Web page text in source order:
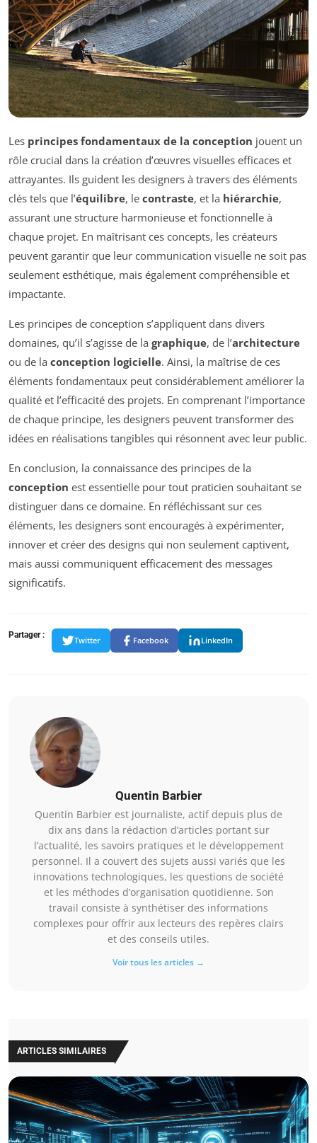
Les principes fondamentaux de la conception jouent un
rôle crucial dans la création d’œuvres visuelles efficaces et
attrayantes. Ils guident les designers à travers des éléments
clés tels que l’équilibre, le contraste, et la hiérarchie,
assurant une structure harmonieuse et fonctionnelle à
chaque projet. En maîtrisant ces concepts, les créateurs
peuvent garantir que leur communication visuelle ne soit pas
seulement esthétique, mais également compréhensible et
impactante.
Les principes de conception s’appliquent dans divers
domaines, qu’il s’agisse de la graphique, de l’architecture
ou de la conception logicielle. Ainsi, la maîtrise de ces
éléments fondamentaux peut considérablement améliorer la
qualité et l’efficacité des projets. En comprenant l’importance
de chaque principe, les designers peuvent transformer des
idées en réalisations tangibles qui résonnent avec leur public.
En conclusion, la connaissance des principes de la
conception est essentielle pour tout praticien souhaitant se
distinguer dans ce domaine. En réfléchissant sur ces
éléments, les designers sont encouragés à expérimenter,
innover et créer des designs qui non seulement captivent,
mais aussi communiquent efficacement des messages
significatifs.
Partager :
Twitter Facebook LinkedIn
Quentin Barbier
Quentin Barbier est journaliste, actif depuis plus de
dix ans dans la rédaction d’articles portant sur
l’actualité, les savoirs pratiques et le développement
personnel. Il a couvert des sujets aussi variés que les
innovations technologiques, les questions de société
et les méthodes d’organisation quotidienne. Son
travail consiste à synthétiser des informations
complexes pour offrir aux lecteurs des repères clairs
et des conseils utiles.
Voir tous les articles →
ARTICLES SIMILAIRES